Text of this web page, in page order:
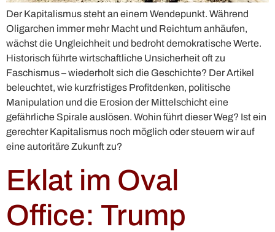
Der Kapitalismus steht an einem Wendepunkt. Während
Oligarchen immer mehr Macht und Reichtum anhäufen,
wächst die Ungleichheit und bedroht demokratische Werte.
Historisch führte wirtschaftliche Unsicherheit oft zu
Faschismus – wiederholt sich die Geschichte? Der Artikel
beleuchtet, wie kurzfristiges Profitdenken, politische
Manipulation und die Erosion der Mittelschicht eine
gefährliche Spirale auslösen. Wohin führt dieser Weg? Ist ein
gerechter Kapitalismus noch möglich oder steuern wir auf
eine autoritäre Zukunft zu?
Eklat im Oval
Office: Trump